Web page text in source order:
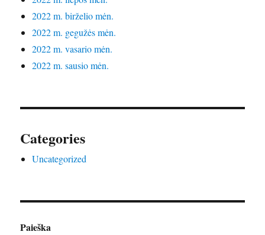
2022 m. birželio mėn.
2022 m. gegužės mėn.
2022 m. vasario mėn.
2022 m. sausio mėn.
Categories
Uncategorized
Paieška